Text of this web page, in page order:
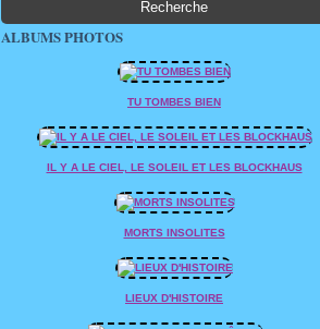
ALBUMS PHOTOS
TU TOMBES BIEN
IL Y A LE CIEL, LE SOLEIL ET LES BLOCKHAUS
MORTS INSOLITES
LIEUX D'HISTOIRE